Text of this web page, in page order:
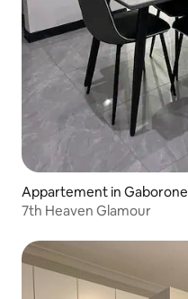
Appartement in Gaborone
7th Heaven Glamour